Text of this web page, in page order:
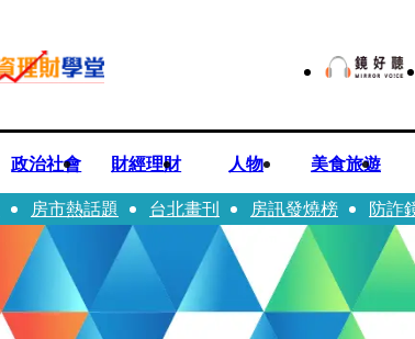
政治社會 財經理財 人物 美食旅遊
房市熱話題 台北畫刊 房訊發燒榜 防詐